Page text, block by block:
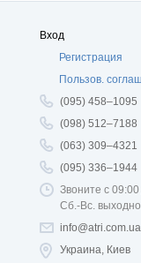
Вход
Регистрация
Пользов.
(095) 458–1095
(098) 512–7188
(063) 309–4321
(095) 336–1944
Звоните с
Сб.-Вс.
info@atri.com.ua
Украина, Киев